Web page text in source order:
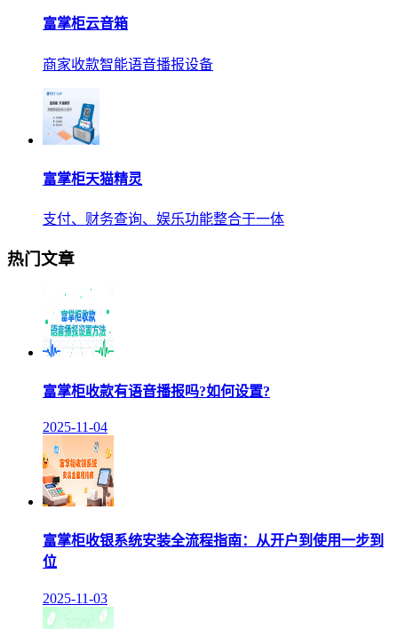
富掌柜云音箱
商家收款智能语音播报设备
富掌柜天猫精灵
支付、财务查询、娱乐功能整合于一体
热门文章
富掌柜收款有语音播报吗?如何设置?
2025-11-04
富掌柜收银系统安装全流程指南：从开户到使用一步到
位
2025-11-03